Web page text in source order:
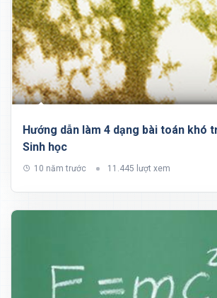
Hướng dẫn làm 4 dạng bài toán khó
Sinh học
10 năm trước 11.445 lượt xem